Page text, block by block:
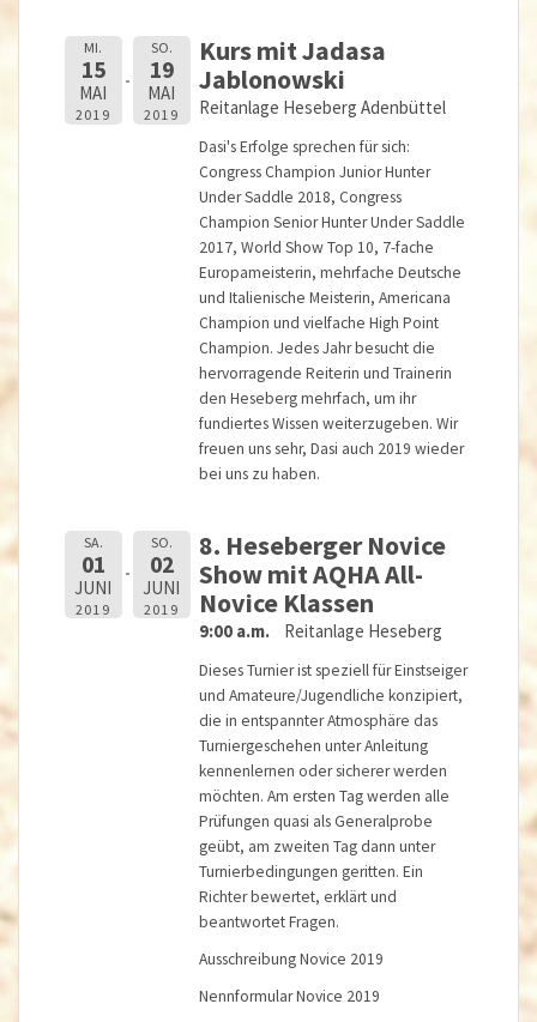
MI.
15
MAI
2019
SO.
19
MAI
2019
Kurs mit Jadasa
Jablonowski
Reitanlage Heseberg Adenbüttel
Dasi's Erfolge sprechen für sich:
Congress Champion Junior Hunter
Under Saddle 2018, Congress
Champion Senior Hunter Under Saddle
2017, World Show Top 10, 7-fache
Europameisterin, mehrfache Deutsche
und Italienische Meisterin, Americana
Champion und vielfache High Point
Champion. Jedes Jahr besucht die
hervorragende Reiterin und Trainerin
den Heseberg mehrfach, um ihr
fundiertes Wissen weiterzugeben. Wir
freuen uns sehr, Dasi auch 2019 wieder
bei uns zu haben.
SA.
01
JUNI
2019
SO.
02
JUNI
2019
8. Heseberger Novice
Show mit AQHA All-
Novice Klassen
9:00 a.m. Reitanlage Heseberg
Dieses Turnier ist speziell für Einstseiger
und Amateure/Jugendliche konzipiert,
die in entspannter Atmosphäre das
Turniergeschehen unter Anleitung
kennenlernen oder sicherer werden
möchten. Am ersten Tag werden alle
Prüfungen quasi als Generalprobe
geübt, am zweiten Tag dann unter
Turnierbedingungen geritten. Ein
Richter bewertet, erklärt und
beantwortet Fragen.
Ausschreibung Novice 2019
Nennformular Novice 2019